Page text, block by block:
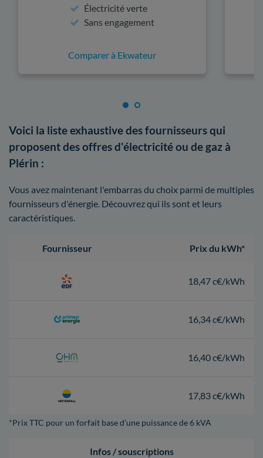
Électricité verte
Sans engagement
Comparer à Ekwateur
Voici la liste exhaustive des fournisseurs qui
proposent des offres d'électricité ou de gaz à
Plérin :
Vous avez maintenant l'embarras du choix parmi de multiples
fournisseurs d'énergie. Découvrez qui ils sont et leurs
caractéristiques.
Fournisseur Prix du kWh*
18,47 c€/kWh
16,34 c€/kWh
16,40 c€/kWh
17,83 c€/kWh
*Prix TTC pour un forfait base d’une puissance de 6 kVA
Infos / souscriptions